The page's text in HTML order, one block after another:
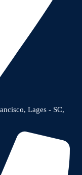
Lages - SC,